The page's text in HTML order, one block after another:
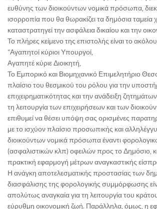
ευθύνης των διοικούντων νομικά πρόσωπα,
ισορροπία που θα θωρακίζει τα δημόσια ταμεία
καταστρατηγεί την ασφάλεια δικαίου και την
Το πλήρες κείμενο της επιστολής είναι το
“Αγαπητοί κύριοι Υπουργοί,
Αγαπητέ κύριε Διοικητή,
Το Εμπορικό και Βιομηχανικό Επιμελητήριο
πλαίσιο του θεσμικού του ρόλου για την
επιχειρηματικότητας και την ανάδειξη
τη λειτουργία των επιχειρήσεων και των
επιθυμεί να θέσει υπόψη σας ορισμένες
με το ισχύον πλαίσιο προσωπικής και
διοικούντων νομικά πρόσωπα έναντι
(ασφαλιστικών κλπ) οφειλών προς το Δημόσιο,
πρακτική εφαρμογή μέτρων αναγκαστικής
Η ανάγκη αποτελεσματικής προστασίας των
διασφάλισης της φορολογικής συμμόρφωσης
απολύτως αναγκαία για τη λειτουργία του
εύρυθμη οικονομική ζωή. Παράλληλα, όμως, η